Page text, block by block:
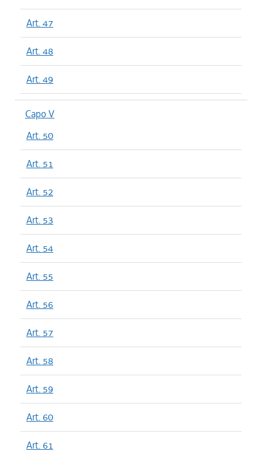
Art. 47
Art. 48
Art. 49
Capo V
Art. 50
Art. 51
Art. 52
Art. 53
Art. 54
Art. 55
Art. 56
Art. 57
Art. 58
Art. 59
Art. 60
Art. 61